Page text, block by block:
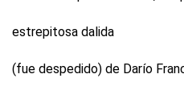
estrepitosa dalida
(fue despedido) de Darío